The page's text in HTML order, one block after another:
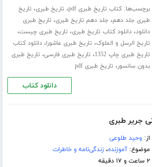
برچسب‌ها:کتاب تاریخ طبری pdf ، تاریخ طبری، تاریخ
طبری جلد ‌دهم، جلد دهم تاریخ طبری، تاریخ طبری
دانلود،دانلود کتاب تاریخ طبری، تاریخ طبری چیست،
تاریخ الرسل و الملوک، تاریخ طبری عاشورا،دانلود کتاب
تاریخ طبری چاپ 1352
، تاریخ طبری فارسی، تاریخ طبری
بدون سانسور، تاریخ طبری pdf
دانلود کتاب
جریر طبری
از: وحید طلوعی
موضوع:آموزنده،زندگی‌نامه و خاطرات
۲ ساعت و ۱۷ دقیقه